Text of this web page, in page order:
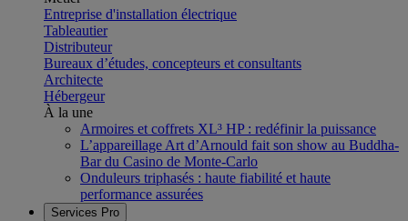
Entreprise d'installation électrique
Tableautier
Distributeur
Bureaux d’études, concepteurs et consultants
Architecte
Hébergeur
À la une
Armoires et coffrets XL³ HP : redéfinir la puissance
L’appareillage Art d’Arnould fait son show au Buddha-
Bar du Casino de Monte-Carlo
Onduleurs triphasés : haute fiabilité et haute
performance assurées
Services Pro